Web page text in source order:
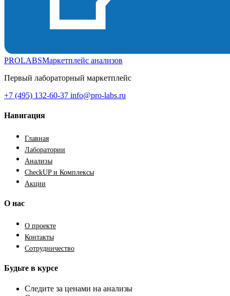
PROLABSМаркетплейс анализов
Первый лабораторный маркетплейс
+7 (495) 132-60-37 info@pro-labs.ru
Навигация
Главная
Лаборатории
Анализы
CheckUP и Комплексы
Акции
О нас
О проекте
Контакты
Сотрудничество
Будьте в курсе
Следите за ценами на анализы